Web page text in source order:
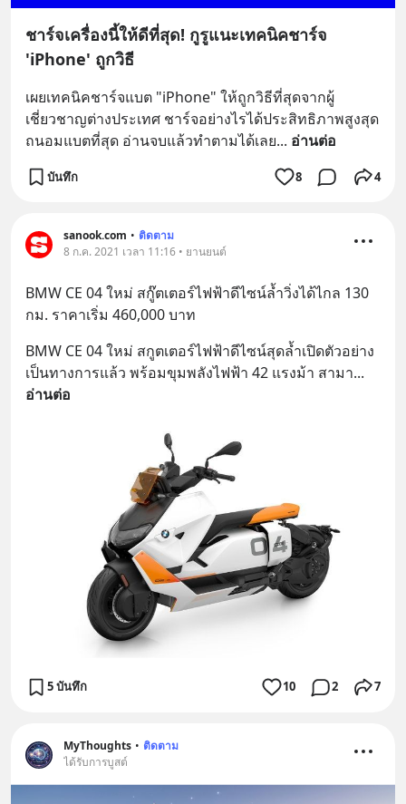
ชาร์จเครื่องนี้ให้ดีที่สุด! กูรูแนะเทคนิคชาร์จ
'iPhone' ถูกวิธี
เผยเทคนิคชาร์จแบต "iPhone" ให้ถูกวิธีที่สุดจากผู้
เชี่ยวชาญต่างประเทศ ชาร์จอย่างไรได้ประสิทธิภาพสูงสุด
ถนอมแบตที่สุด อ่านจบแล้วทำตามได้เลย... อ่านต่อ
บันทึก 8 4
sanook.com • ติดตาม
8 ก.ค. 2021 เวลา 11:16 • ยานยนต์
BMW CE 04 ใหม่ สกู๊ตเตอร์ไฟฟ้าดีไซน์ล้ำวิ่งได้ไกล 130
กม. ราคาเริ่ม 460,000 บาท
BMW CE 04 ใหม่ สกูตเตอร์ไฟฟ้าดีไซน์สุดล้ำเปิดตัวอย่าง
เป็นทางการแล้ว พร้อมขุมพลังไฟฟ้า 42 แรงม้า สามา
อ่านต่อ
5 บันทึก 10 2 7
MyThoughts • ติดตาม
ได้รับการบูสต์